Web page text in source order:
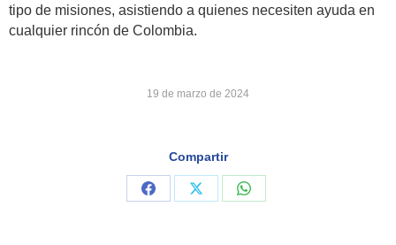
tipo de misiones, asistiendo a quienes necesiten ayuda en
cualquier rincón de Colombia.
19 de marzo de 2024
Compartir
Share
Share
Share